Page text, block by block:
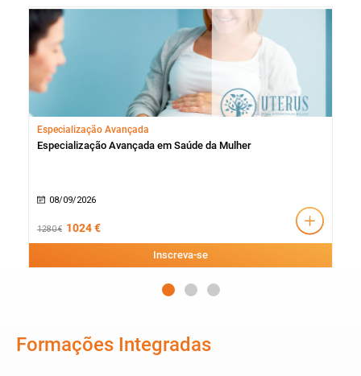
Especialização Avançada
Especialização Avançada em Saúde da Mulher
08/09/2026
1280 € 1024 €
Inscreva-se
Formações Integradas